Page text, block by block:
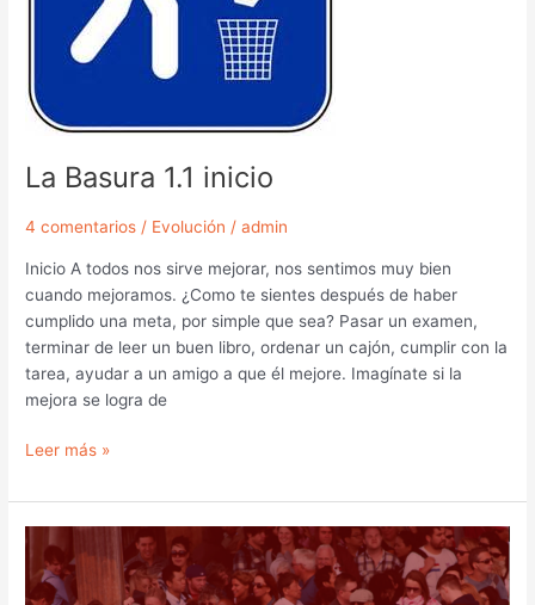
La Basura 1.1 inicio
4 comentarios / Evolución /admin
Inicio A todos nos sirve mejorar, nos sentimos muy bien
cuando mejoramos. ¿Como te sientes después de haber
cumplido una meta, por simple que sea? Pasar un examen,
terminar de leer un buen libro, ordenar un cajón, cumplir con la
tarea, ayudar a un amigo a que él mejore. Imagínate si la
mejora se logra de
Leer más »
Basura,
seguimiento